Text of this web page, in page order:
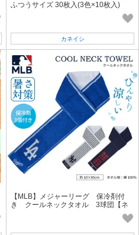
ふつうサイズ 30枚入(3色×10枚入)
カネイシ
【MLB】メジャーリーグ 保冷剤付
き クールネックタオル 3球団【ネ